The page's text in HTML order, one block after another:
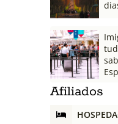
Afiliados